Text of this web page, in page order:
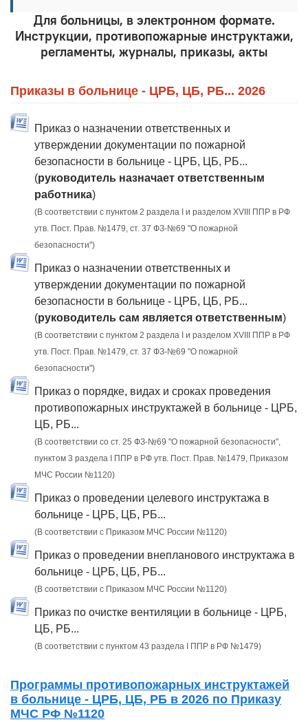
Для больницы, в электронном формате.
Инструкции, противопожарные инструктажи,
регламенты, журналы, приказы, акты
Приказы в больнице - ЦРБ, ЦБ, РБ... 2026
Приказ о назначении ответственных и
утверждении документации по пожарной
безопасности в больнице - ЦРБ, ЦБ, РБ...
(руководитель назначает ответственным
работника)
(В соответствии с пунктом 2 раздела I и разделом XVIII ППР в РФ
утв. Пост. Прав. №1479, ст. 37 ФЗ-№69 "О пожарной
безопасности")
Приказ о назначении ответственных и
утверждении документации по пожарной
безопасности в больнице - ЦРБ, ЦБ, РБ...
(руководитель сам является ответственным)
(В соответствии с пунктом 2 раздела I и разделом XVIII ППР в РФ
утв. Пост. Прав. №1479, ст. 37 ФЗ-№69 "О пожарной
безопасности")
Приказ о порядке, видах и сроках проведения
противопожарных инструктажей в больнице - ЦРБ,
ЦБ, РБ...
(В соответствии со ст. 25 ФЗ-№69 "О пожарной безопасности",
пунктом 3 раздела I ППР в РФ утв. Пост. Прав. №1479, Приказом
МЧС России №1120)
Приказ о проведении целевого инструктажа в
больнице - ЦРБ, ЦБ, РБ...
(В соответствии с Приказом МЧС России №1120)
Приказ о проведении внепланового инструктажа в
больнице - ЦРБ, ЦБ, РБ...
(В соответствии с Приказом МЧС России №1120)
Приказ по очистке вентиляции в больнице - ЦРБ,
ЦБ, РБ...
(В соответствии с пунктом 43 раздела I ППР в РФ №1479)
Программы противопожарных инструктажей
в больнице - ЦРБ, ЦБ, РБ в 2026 по Приказу
МЧС РФ №1120